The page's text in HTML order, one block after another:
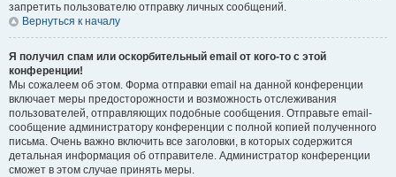
запретить пользователю отправку личных сообщений.
Вернуться к началу
Я получил спам или оскорбительный email от кого-то с этой
конференции!
Мы сожалеем об этом. Форма отправки email на данной конференции
включает меры предосторожности и возможность отслеживания
пользователей, отправляющих подобные сообщения. Отправьте email-
сообщение администратору конференции с полной копией полученного
письма. Очень важно включить все заголовки, в которых содержится
детальная информация об отправителе. Администратор конференции
сможет в этом случае принять меры.